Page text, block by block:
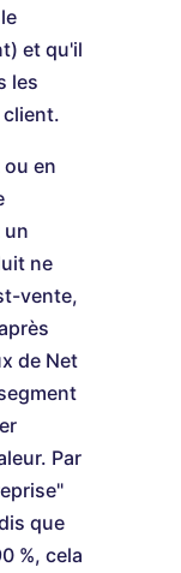
et qu'il
les
ou en
ne
vente,
de Net
Par
que
%, cela